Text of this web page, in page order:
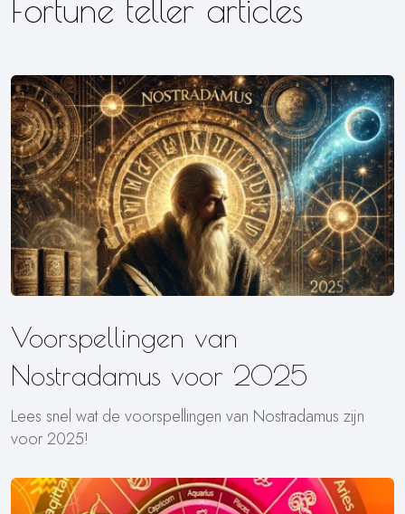
Fortune teller articles
Voorspellingen van
Nostradamus voor 2025
Lees snel wat de voorspellingen van Nostradamus zijn
voor 2025!